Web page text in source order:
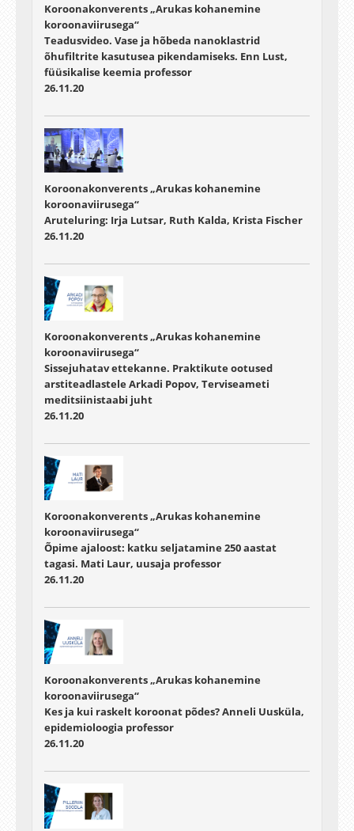
Koroonakonverents „Arukas kohanemine
koroonaviirusega“
Teadusvideo. Vase ja hõbeda nanoklastrid
õhufiltrite kasutusea pikendamiseks. Enn Lust,
füüsikalise keemia professor
26.11.20
Koroonakonverents „Arukas kohanemine
koroonaviirusega“
Aruteluring: Irja Lutsar, Ruth Kalda, Krista Fischer
26.11.20
Koroonakonverents „Arukas kohanemine
koroonaviirusega“
Sissejuhatav ettekanne. Praktikute ootused
arstiteadlastele Arkadi Popov, Terviseameti
meditsiinistaabi juht
26.11.20
Koroonakonverents „Arukas kohanemine
koroonaviirusega“
Õpime ajaloost: katku seljatamine 250 aastat
tagasi. Mati Laur, uusaja professor
26.11.20
Koroonakonverents „Arukas kohanemine
koroonaviirusega“
Kes ja kui raskelt koroonat põdes? Anneli Uusküla,
epidemioloogia professor
26.11.20